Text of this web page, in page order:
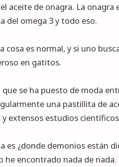
aceite de onagra. La
del omega 3 y todo eso.
cosa es normal, y si uno
en gatitos.
que se ha puesto de moda
una pastillita de
y extensos estudios
es ¿donde demonios están
he encontrado nada de